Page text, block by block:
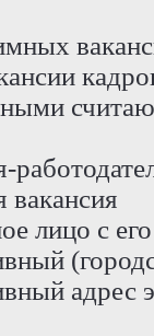
вакансия
лицо с
адрес